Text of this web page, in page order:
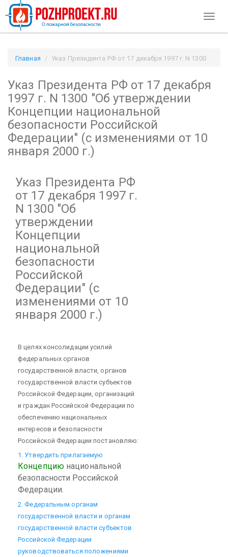
Главная
Указ Президента РФ от 17 декабря 1997 г. N 1300
Российской Федерации"
(с изменениями от 10 января 2000 г.) / Pozhproekt.ru
Указ Президента РФ от 17 декабря
1997 г. N 1300 "Об утверждении
Концепции национальной
безопасности Российской
Федерации" (с изменениями от 10
января 2000 г.)
Указ Президента РФ
от 17 декабря 1997 г.
N 1300 "Об
утверждении
Концепции
национальной
безопасности
Российской
Федерации" (с
изменениями от 10
января 2000 г.)
В целях консолидации усилий
федеральных органов
государственной власти, органов
государственной власти субъектов
Российской Федерации, организаций
и граждан Российской Федерации по
обеспечению национальных
интересов и безопасности
Российской Федерации постановляю:
1. Утвердить прилагаемую
Концепциюнациональной
безопасности Российской
Федерации.
2. Федеральным органам
государственной власти и органам
государственной власти субъектов
Российской Федерации
руководствоваться положениями